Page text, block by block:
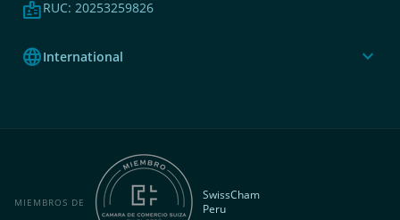
badgeRUC: 20253259826
languageInternational expand_more
MIEMBROS DE
SwissCham
Peru